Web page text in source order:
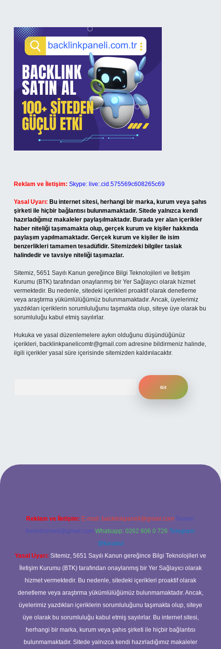
Reklam ve İletişim: Skype: live:.cid.575569c608265c69
Yasal Uyarı: Bu internet sitesi, herhangi bir marka, kurum veya şahıs
şirketi ile hiçbir bağlantısı bulunmamaktadır. Sitede yalnızca kendi
hazırladığımız makaleler paylaşılmaktadır. Burada yer alan içerikler
haber niteliği taşımamakta olup, gerçek kurum ve kişiler hakkında
paylaşım yapılmamaktadır. Gerçek kurum ve kişiler ile isim
benzerlikleri tamamen tesadüfidir. Sitemizdeki bilgiler taslak
halindedir ve tavsiye niteliği taşımazlar.
Sitemiz, 5651 Sayılı Kanun gereğince Bilgi Teknolojileri ve İletişim
Kurumu (BTK) tarafından onaylanmış bir Yer Sağlayıcı olarak hizmet
vermektedir. Bu nedenle, sitedeki içerikleri proaktif olarak denetleme
veya araştırma yükümlülüğümüz bulunmamaktadır. Ancak, üyelerimiz
yazdıkları içeriklerin sorumluluğunu taşımakta olup, siteye üye olarak bu
sorumluluğu kabul etmiş sayılırlar.
Hukuka ve yasal düzenlemelere aykırı olduğunu düşündüğünüz
içerikleri, backlinkpanelicomtr@gmail.com adresine bildirmeniz halinde,
ilgili içerikler yasal süre içerisinde sitemizden kaldırılacaktır.
giriş yap
Reklam ve İletişim: E-mail: backlinkpaneli@gmail.com Teams:
forumhizmeti@gmail.com Whatsapp: 0262 606 0 726 Telegram:
@karabul
Yasal Uyarı: Sitemiz, 5651 Sayılı Kanun gereğince Bilgi Teknolojileri ve
İletişim Kurumu (BTK) tarafından onaylanmış bir Yer Sağlayıcı olarak
hizmet vermektedir. Bu nedenle, sitedeki içerikleri proaktif olarak
denetleme veya araştırma yükümlülüğümüz bulunmamaktadır. Ancak,
üyelerimiz yazdıkları içeriklerin sorumluluğunu taşımakta olup, siteye
üye olarak bu sorumluluğu kabul etmiş sayılırlar. Bu internet sitesi,
herhangi bir marka, kurum veya şahıs şirketi ile hiçbir bağlantısı
bulunmamaktadır. Sitede yalnızca kendi hazırladığımız makaleler